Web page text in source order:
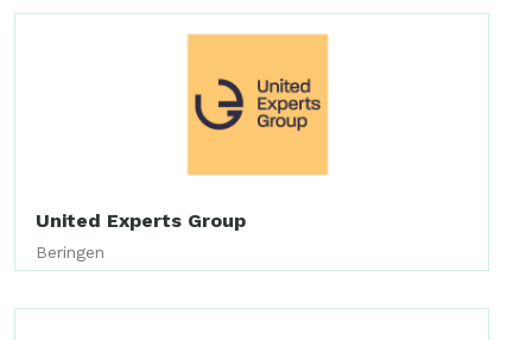
United Experts Group
Beringen